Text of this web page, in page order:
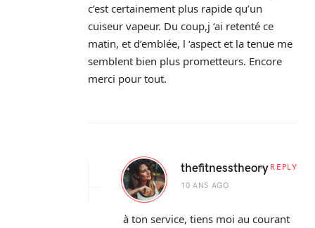
c’est certainement plus rapide qu’un
cuiseur vapeur. Du coup,j ‘ai retenté ce
matin, et d’emblée, l ‘aspect et la tenue me
semblent bien plus prometteurs. Encore
merci pour tout.
thefitnesstheory
10 ANS AGO
REPLY
à ton service, tiens moi au courant